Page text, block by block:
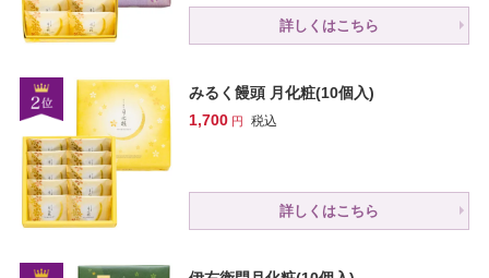
詳しくはこちら
みるく饅頭 月化粧(10個入)
1,700
税込
詳しくはこちら